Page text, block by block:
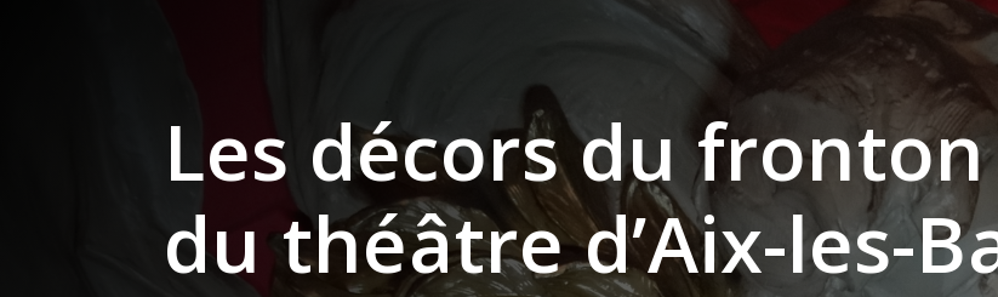
Les décors du fronton
du théâtre d’Aix-les-